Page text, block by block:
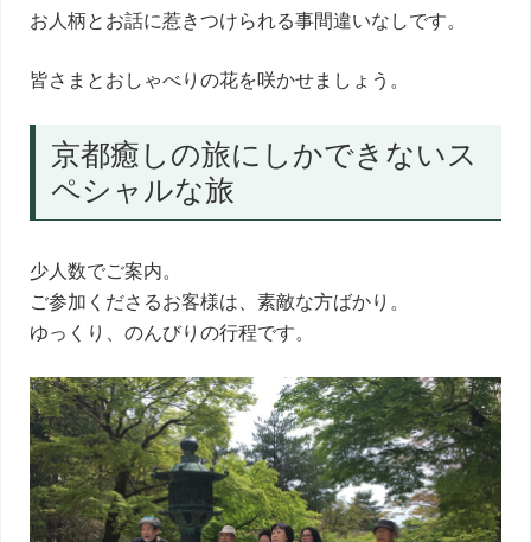
お人柄とお話に惹きつけられる事間違いなしです。
皆さまとおしゃべりの花を咲かせましょう。
京都癒しの旅にしかできないス
ペシャルな旅
少人数でご案内。
ご参加くださるお客様は、素敵な方ばかり。
ゆっくり、のんびりの行程です。